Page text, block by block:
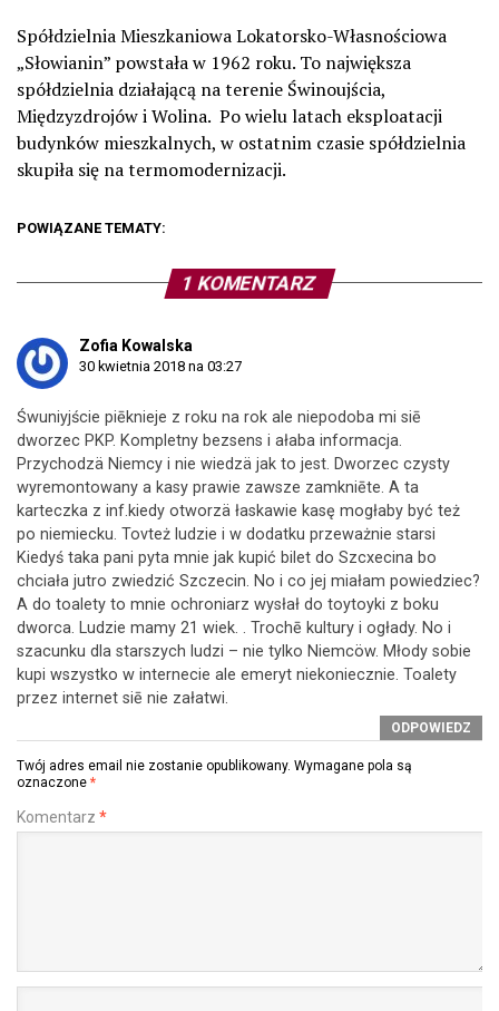
Spółdzielnia Mieszkaniowa Lokatorsko-Własnościowa
„Słowianin” powstała w 1962 roku. To największa
spółdzielnia działającą na terenie Świnoujścia,
Międzyzdrojów i Wolina. Po wielu latach eksploatacji
budynków mieszkalnych, w ostatnim czasie spółdzielnia
skupiła się na termomodernizacji.
POWIĄZANE TEMATY:
1 KOMENTARZ
Zofia Kowalska
30 kwietnia 2018 na 03:27
Śwuniyjście piēknieje z roku na rok ale niepodoba mi siē
dworzec PKP. Kompletny bezsens i ałaba informacja.
Przychodzä Niemcy i nie wiedzä jak to jest. Dworzec czysty
wyremontowany a kasy prawie zawsze zamkniēte. A ta
karteczka z inf.kiedy otworzä łaskawie kasę mogłaby być też
po niemiecku. Tovteż ludzie i w dodatku przeważnie starsi
Kiedyś taka pani pyta mnie jak kupić bilet do Szcxecina bo
chciała jutro zwiedzić Szczecin. No i co jej miałam powiedziec?
A do toalety to mnie ochroniarz wysłał do toytoyki z boku
dworca. Ludzie mamy 21 wiek. . Trochē kultury i ogłady. No i
szacunku dla starszych ludzi – nie tylko Niemcöw. Młody sobie
kupi wszystko w internecie ale emeryt niekoniecznie. Toalety
przez internet siē nie załatwi.
ODPOWIEDZ
Twój adres email nie zostanie opublikowany. Wymagane pola są
oznaczone *
Komentarz *